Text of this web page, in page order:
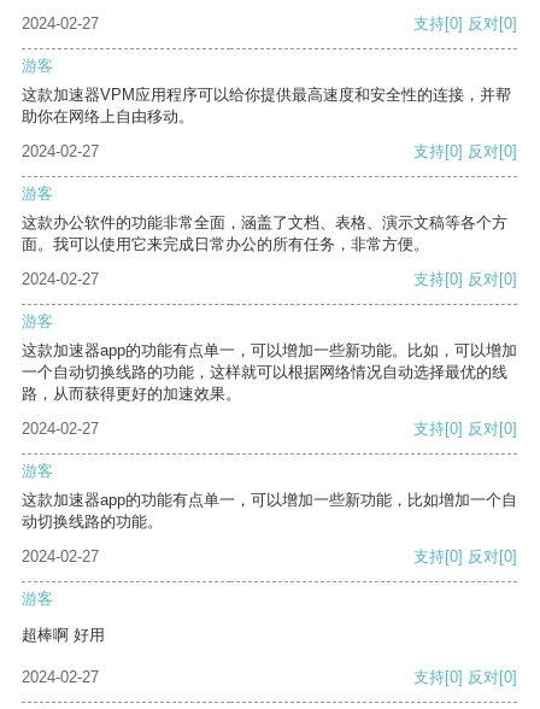
2024-02-27
支持[0] 反对[0]
游客
这款加速器VPM应用程序可以给你提供最高速度和安全性的连接，并帮
助你在网络上自由移动。
2024-02-27
支持[0] 反对[0]
游客
这款办公软件的功能非常全面，涵盖了文档、表格、演示文稿等各个方
面。我可以使用它来完成日常办公的所有任务，非常方便。
2024-02-27
支持[0] 反对[0]
游客
这款加速器app的功能有点单一，可以增加一些新功能。比如，可以增加
一个自动切换线路的功能，这样就可以根据网络情况自动选择最优的线
路，从而获得更好的加速效果。
2024-02-27
支持[0] 反对[0]
游客
这款加速器app的功能有点单一，可以增加一些新功能，比如增加一个自
动切换线路的功能。
2024-02-27
支持[0] 反对[0]
游客
超棒啊 好用
2024-02-27 支持[0] 反对[0]